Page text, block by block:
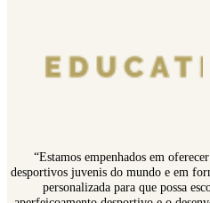
“Estamos empenhados em
desportivos juvenis do mundo e em
personalizada para que possa